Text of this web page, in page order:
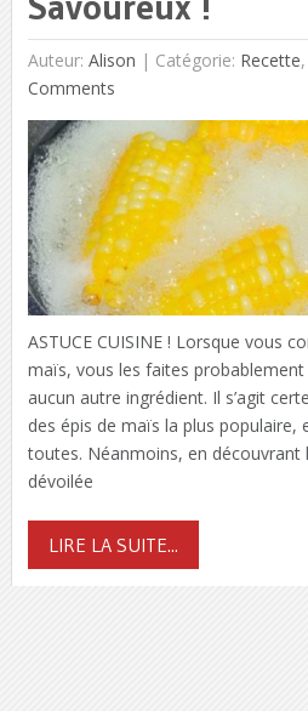
Auteur: Alison | Catégorie: Recette,
Comments
ASTUCE CUISINE ! Lorsque vous
maïs, vous les faites probablement
aucun autre ingrédient. Il s’agit
des épis de maïs la plus populaire,
toutes. Néanmoins, en découvrant
dévoilée
LIRE LA SUITE...